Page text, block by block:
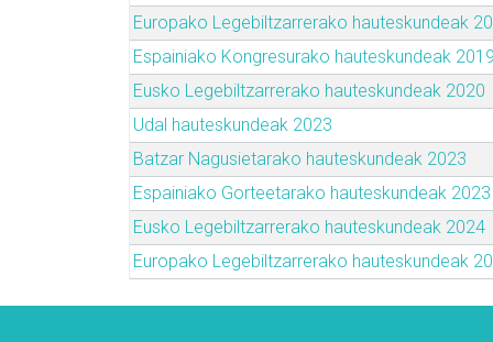
Europako Legebiltzarrerako hauteskundeak
Espainiako Kongresurako hauteskundeak 2019
Eusko Legebiltzarrerako hauteskundeak 2020
Udal hauteskundeak 2023
Batzar Nagusietarako hauteskundeak 2023
Espainiako Gorteetarako hauteskundeak 2023
Eusko Legebiltzarrerako hauteskundeak 2024
Europako Legebiltzarrerako hauteskundeak